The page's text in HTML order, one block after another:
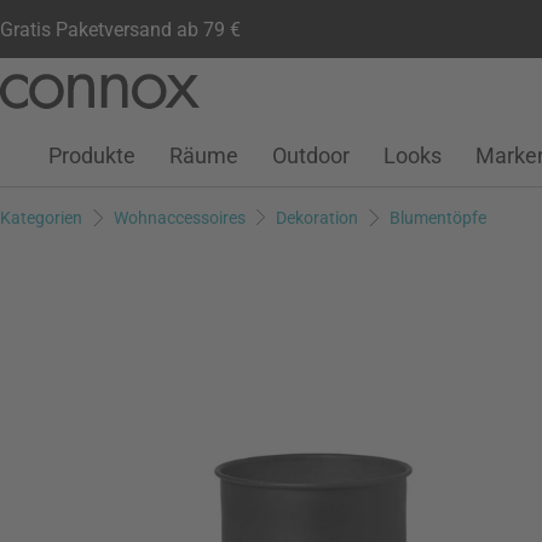
Gratis Paketversand ab 79 €
Seiteninhalt
Suchfeld
Kundenkonto
Wunschliste
Warenkorb
Produkte Räume Outdoor Looks
Kategorien Wohnaccessoires Dekoration Blumentöpfe